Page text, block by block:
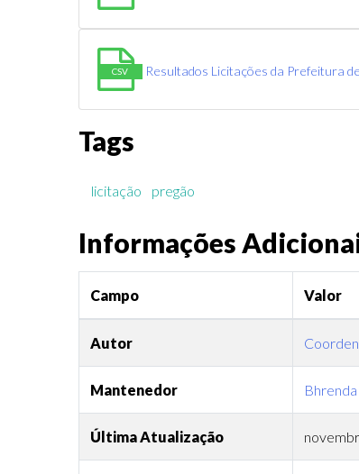
CSV Resultados Licitações da Prefeitura
Tags
licitação pregão
Informações
Campo Valor
Autor
Mantenedor
Última Atualização